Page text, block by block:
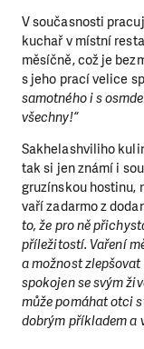
V současnosti
kuchař v místní
měsíčně, což je
s jeho prací velice
samotného i s
všechny!“
Sakhelashviliho
tak si jen známí i
gruzínskou hostinu,
vaří zadarmo z
to, že pro ně
příležitostí. Vaření
a možnost
spokojen se svým
může pomáhat otci
dobrým příkladem a